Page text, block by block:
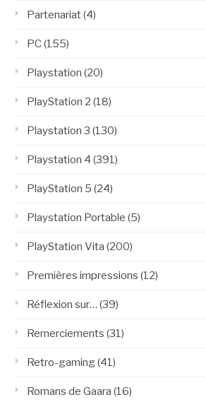
Partenariat(4)
PC(155)
Playstation (20)
PlayStation 2 (18)
Playstation 3 (130)
Playstation 4 (391)
PlayStation 5 (24)
Playstation Portable (5)
PlayStation Vita (200)
Premières impressions (12)
Réflexion sur… (39)
Remerciements (31)
Retro-gaming(41)
Romans de Gaara (16)